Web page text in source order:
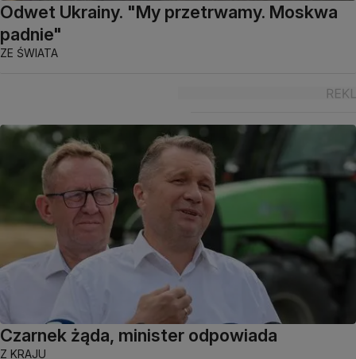
Odwet Ukrainy. "My przetrwamy. Moskwa
padnie"
ZE ŚWIATA
Czarnek żąda, minister odpowiada
Z KRAJU